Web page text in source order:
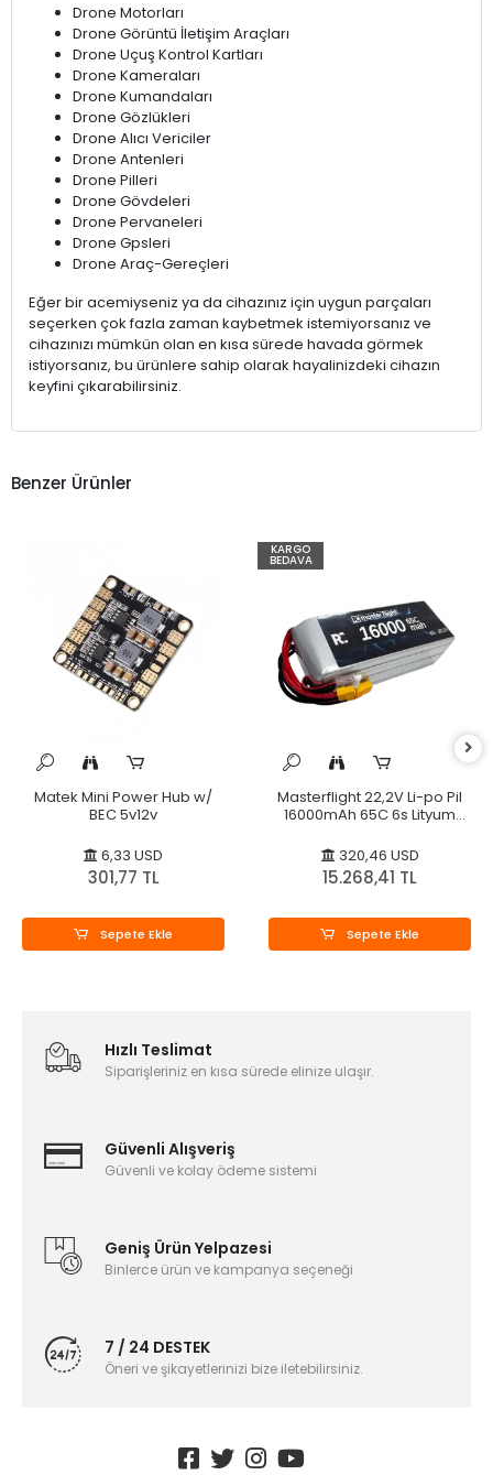
Drone Motorları
Drone Görüntü İletişim Araçları
Drone Uçuş Kontrol Kartları
Drone Kameraları
Drone Kumandaları
Drone Gözlükleri
Drone Alıcı Vericiler
Drone Antenleri
Drone Pilleri
Drone Gövdeleri
Drone Pervaneleri
Drone Gpsleri
Drone Araç-Gereçleri
Eğer bir acemiyseniz ya da cihazınız için uygun parçaları
seçerken çok fazla zaman kaybetmek istemiyorsanız ve
cihazınızı mümkün olan en kısa sürede havada görmek
istiyorsanız, bu ürünlere sahip olarak hayalinizdeki cihazın
keyfini çıkarabilirsiniz.
Benzer Ürünler
Matek Mini Power Hub w/
BEC 5v12v
6,33 USD
301,77 TL
Sepete Ekle
KARGO
BEDAVA
Masterflight 22,2V Li-po Pil
16000mAh 65C 6s Lityum
320,46 USD
15.268,41 TL
Sepete Ekle
Hızlı Teslimat
Siparişleriniz en kısa sürede elinize ulaşır.
Güvenli Alışveriş
Güvenli ve kolay ödeme sistemi
Geniş Ürün Yelpazesi
Binlerce ürün ve kampanya seçeneği
7 / 24 DESTEK
Öneri ve şikayetlerinizi bize iletebilirsiniz.